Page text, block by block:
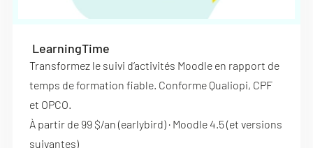
LearningTime
Transformez le suivi d’activités Moodle en rapport de
temps de formation fiable. Conforme Qualiopi, CPF
et OPCO.
À partir de 99 $/an (earlybird) · Moodle 4.5 (et versions
suivantes)